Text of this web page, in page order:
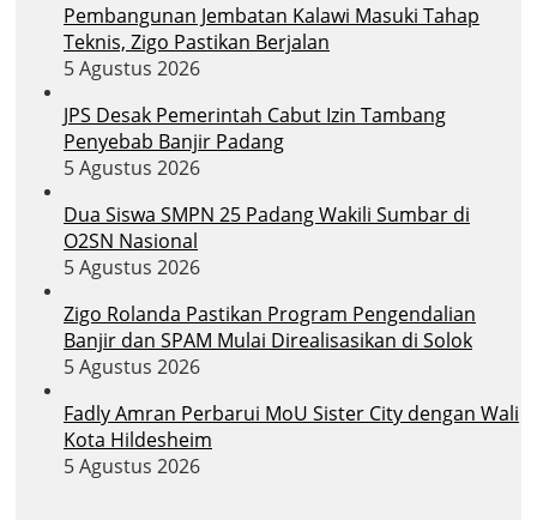
Pembangunan Jembatan Kalawi Masuki Tahap
Teknis, Zigo Pastikan Berjalan
5 Agustus 2026
JPS Desak Pemerintah Cabut Izin Tambang
Penyebab Banjir Padang
5 Agustus 2026
Dua Siswa SMPN 25 Padang Wakili Sumbar di
O2SN Nasional
5 Agustus 2026
Zigo Rolanda Pastikan Program Pengendalian
Banjir dan SPAM Mulai Direalisasikan di Solok
5 Agustus 2026
Fadly Amran Perbarui MoU Sister City dengan Wali
Kota Hildesheim
5 Agustus 2026